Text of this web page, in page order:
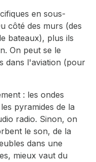
en sous-
côté des murs (des
bateaux), plus ils
On peut se le
dans l'aviation (pour
: les ondes
pyramides de la
radio. Sinon, on
le son, de la
dans une
mieux vaut du